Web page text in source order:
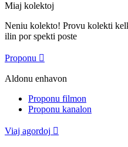
Miaj kolektoj
Neniu kolekto! Provu kolekti
ilin por spekti poste
Proponu 
Aldonu enhavon
Proponu filmon
Proponu kanalon
Viaj agordoj 